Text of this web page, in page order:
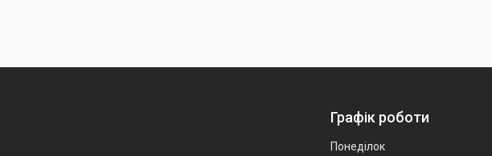
Графік роботи
Понеділок